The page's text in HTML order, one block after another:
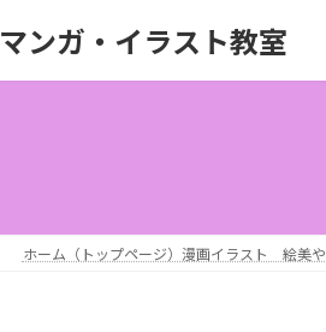
マンガ・イラスト教
ホーム（トップページ）漫画イラスト 絵美や